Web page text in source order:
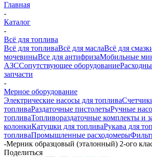
Главная
-
Каталог
-
Всё для топлива
Всё для топливаВсё для маслаВсё для
мочевиныВсе для антифризаМобильные
АЗССопутствующее оборудование
запчасти
-
Мерное оборудование
Электрические насосы для топлива
топливаРаздаточные пистолетыРучные
топливаТопливораздаточные комплекты и
колонкиКатушки для топливаРукава для
топливаПромышленные расходомеры
-Мерник образцовый (эталонный) 2-ого
Поделиться